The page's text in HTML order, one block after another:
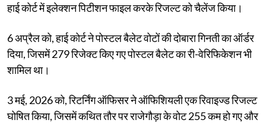
हाई कोर्ट में इलेक्शन पिटीशन फाइल करके रिजल्ट को चैलेंज किया।
6 अप्रैल को, हाई कोर्ट ने पोस्टल बैलेट वोटों की दोबारा गिनती का ऑर्डर
दिया, जिसमें 279 रिजेक्ट किए गए पोस्टल बैलेट का री-वेरिफिकेशन भी
शामिल था।
3 मई, 2026 को, रिटर्निंग ऑफिसर ने ऑफिशियली एक रिवाइज्ड रिजल्ट
घोषित किया, जिसमें कथित तौर पर राजेगौड़ा के वोट 255 कम हो गए और